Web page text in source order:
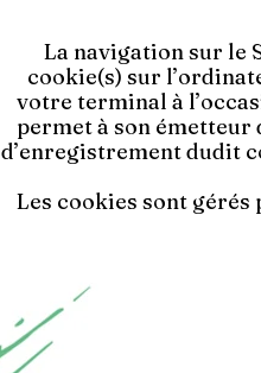
La navigation sur le
cookie(s) sur
votre terminal à
permet à son
d’enregistrement dudit
Les cookies sont